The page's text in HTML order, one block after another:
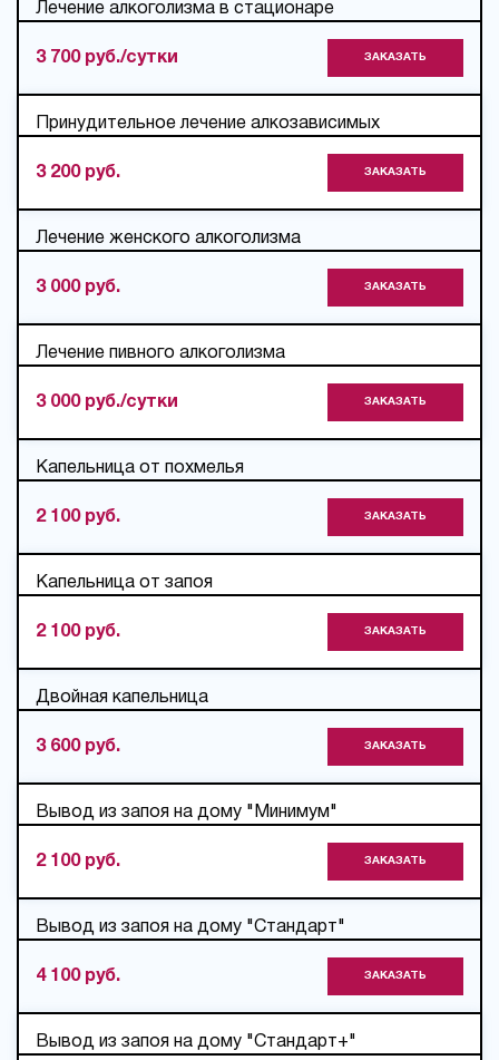
Лечение алкоголизма в стационаре
3 700 руб./сутки ЗАКАЗАТЬ
Принудительное лечение алкозависимых
3 200 руб. ЗАКАЗАТЬ
Лечение женского алкоголизма
3 000 руб. ЗАКАЗАТЬ
Лечение пивного алкоголизма
3 000 руб./сутки ЗАКАЗАТЬ
Капельница от похмелья
2 100 руб. ЗАКАЗАТЬ
Капельница от запоя
2 100 руб. ЗАКАЗАТЬ
Двойная капельница
3 600 руб. ЗАКАЗАТЬ
Вывод из запоя на дому "Минимум"
2 100 руб. ЗАКАЗАТЬ
Вывод из запоя на дому "Стандарт"
4 100 руб. ЗАКАЗАТЬ
Вывод из запоя на дому "Стандарт+"